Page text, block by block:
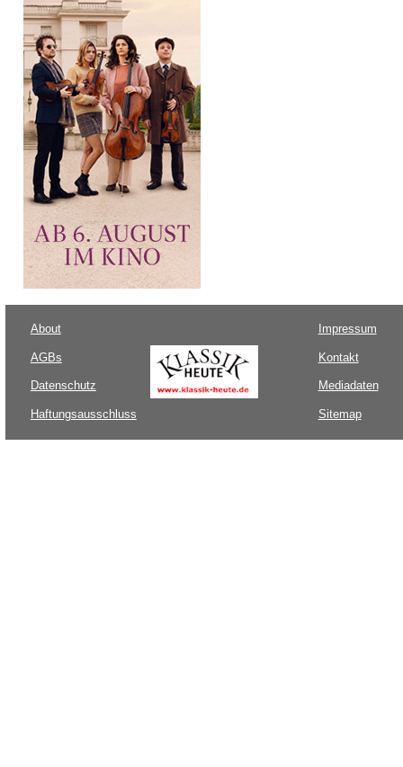
About
AGBs
Datenschutz
Haftungsausschluss
Impressum
Kontakt
Mediadaten
Sitemap